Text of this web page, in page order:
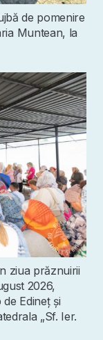
de pomenire
Muntean, la
ziua prăznuirii
2026,
Edineț și
„Sf. Ier.